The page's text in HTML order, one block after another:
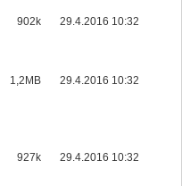
902k 29.4.2016 10:32
1,2MB 29.4.2016 10:32
927k 29.4.2016 10:32